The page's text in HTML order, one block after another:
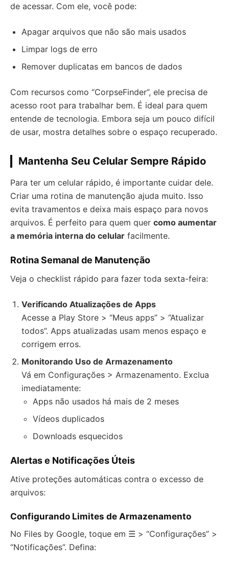
de acessar. Com ele, você pode:
Apagar arquivos que não são mais usados
Limpar logs de erro
Remover duplicatas em bancos de dados
Com recursos como “CorpseFinder”, ele precisa de
acesso root para trabalhar bem. É ideal para quem
entende de tecnologia. Embora seja um pouco difícil
de usar, mostra detalhes sobre o espaço recuperado.
Mantenha Seu Celular Sempre Rápido
Para ter um celular rápido, é importante cuidar dele.
Criar uma rotina de manutenção ajuda muito. Isso
evita travamentos e deixa mais espaço para novos
arquivos. É perfeito para quem quer como aumentar
a memória interna do celular facilmente.
Rotina Semanal de Manutenção
Veja o checklist rápido para fazer toda sexta-feira:
Verificando Atualizações de Apps
Acesse a Play Store > “Meus apps” > “Atualizar
todos”. Apps atualizadas usam menos espaço e
corrigem erros.
Monitorando Uso de Armazenamento
Vá em Configurações > Armazenamento. Exclua
imediatamente:
Apps não usados há mais de 2 meses
Vídeos duplicados
Downloads esquecidos
Alertas e Notificações Úteis
Ative proteções automáticas contra o excesso de
arquivos:
Configurando Limites de Armazenamento
No Files by Google, toque em ☰ > “Configurações” >
“Notificações”. Defina: